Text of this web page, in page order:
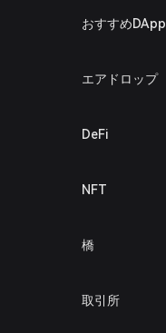
Español (Argentina)おすすめDApp
エアドロップ
DeFi
NFT
橋
取引所